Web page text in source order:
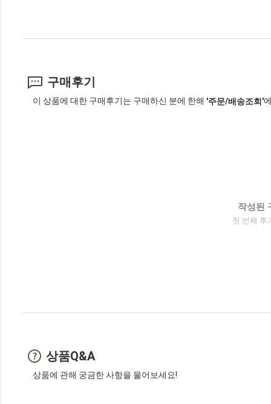
구매후기
이 상품에 대한 구매후기는 구매하신 분에 한해 '주문/배송조회'
작성된
첫 번째 후
상품Q&A
상품에 관해 궁금한 사항을 물어보세요!